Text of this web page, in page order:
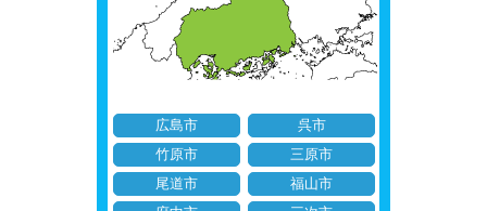
広島市
呉市
竹原市
三原市
尾道市
福山市